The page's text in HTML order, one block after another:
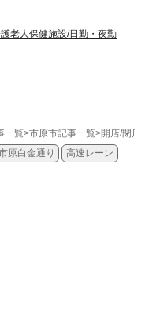
老人保健施設/日勤・夜勤
一覧>市原市記事一覧>開店/閉店
原白金通り 高速レーン